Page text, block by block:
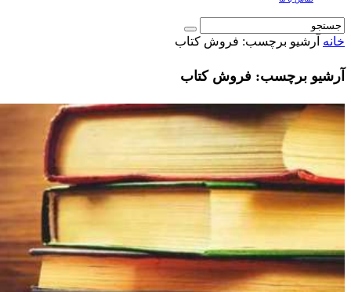
خانه آرشیو برچسب: فروش کتاب
آرشیو برچسب: فروش کتاب